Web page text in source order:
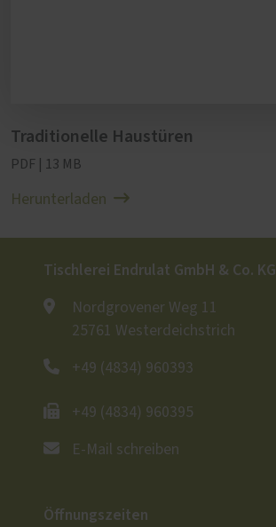
Traditionelle Haustüren
PDF | 13 MB
Herunterladen
Tischlerei Endrulat GmbH & Co. KG
Nordgrovener Weg 11
25761 Westerdeichstrich
+49 (4834) 960393
+49 (4834) 960395
E-Mail schreiben
Öffnungszeiten